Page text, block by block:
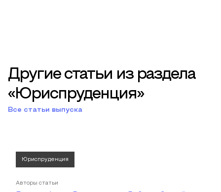
Другие статьи из раздела
«Юриспруденция»
Все статьи выпуска
Юриспруденция
Авторы статьи